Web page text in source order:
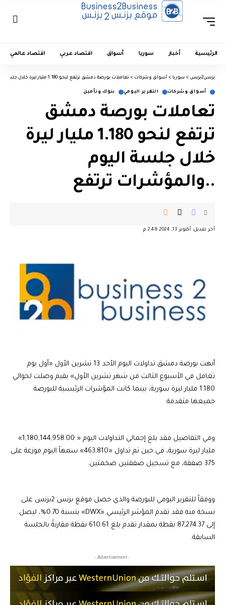
الرئيسية أخبار سوريا أسواق اقتصاد عربي اقتصاد عالمي
بزنس2بزنس > سوريا > أسواق وشركات > تعاملات بورصة دمشق ترتفع لنحو 1.180 مليار ليرة خلال جلسة اليوم ..والمؤشرات ترتفع
أسواق وشركات التقرير اليومي بنوك وتأمين
تعاملات بورصة دمشق
ترتفع لنحو 1.180 مليار ليرة
خلال جلسة اليوم
..والمؤشرات ترتفع
آخر تعديل: أكتوبر 13, 2024 2:48 م
أنهت بورصة دمشق تداولات اليوم الأحد 13 تشرين الأول «أول يوم
تعامل في الأسبوع الثالث من شهر تشرين الأول» بقيم وصلت لحوالي
1.180 مليار ليرة سورية، بينما كانت المؤشرات الرئيسية للبورصة
جميعها متقدمة.
وفي التفاصيل فقد بلغ إجمالي التداولات اليوم « 1,180,144,958.00»
مليار ليرة سورية، في حين تم تداول «463,810» سمهاً اليوم موزعة على
375 صفقة، مع تسجيل صفقتين ضخمتين.
ووفقاً للتقرير اليومي للبورصة والذي حصل موقع بزنس 2بزنس على
نسخة منه فقد تقدم المؤشر الرئيسي «DWX» بنسبة 0.70%، ليصل
إلى 87,274.37 نقطة بمقدار تقدم بلغ 610.61 نقطة مقارنةً بالجلسة
السابقة.
- Advertisement -